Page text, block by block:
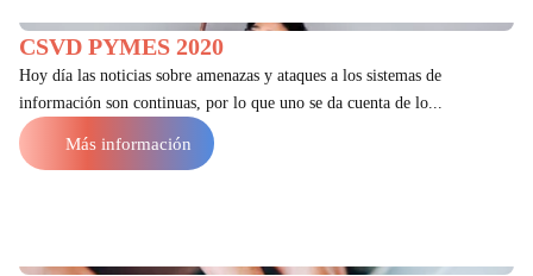
CSVD PYMES 2020
Hoy día las noticias sobre amenazas y ataques a los sistemas de
información son continuas, por lo que uno se da cuenta de lo...
Más información